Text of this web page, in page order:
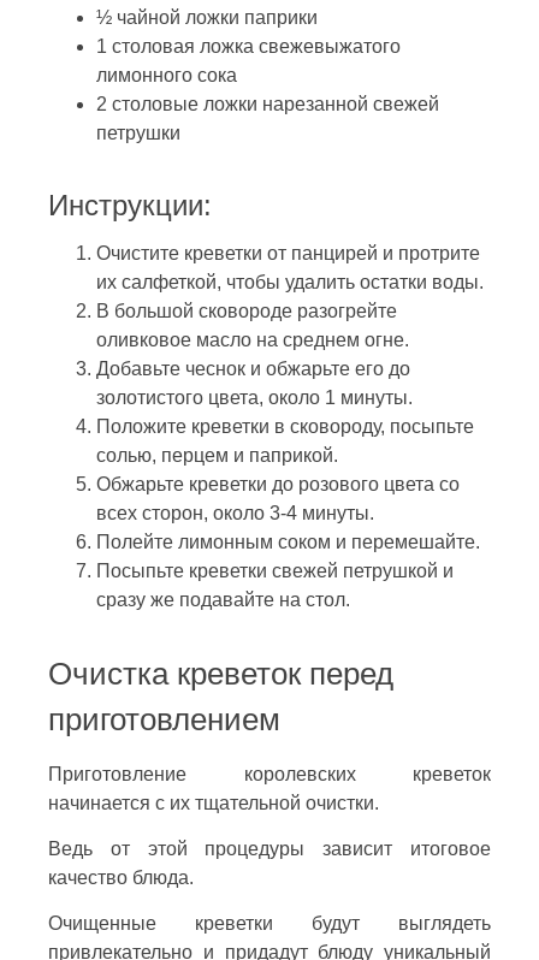
½ чайной ложки паприки
1 столовая ложка свежевыжатого
лимонного сока
2 столовые ложки нарезанной свежей
петрушки
Инструкции:
Очистите креветки от панцирей и протрите
их салфеткой, чтобы удалить остатки воды.
В большой сковороде разогрейте
оливковое масло на среднем огне.
Добавьте чеснок и обжарьте его до
золотистого цвета, около 1 минуты.
Положите креветки в сковороду, посыпьте
солью, перцем и паприкой.
Обжарьте креветки до розового цвета со
всех сторон, около 3-4 минуты.
Полейте лимонным соком и перемешайте.
Посыпьте креветки свежей петрушкой и
сразу же подавайте на стол.
Очистка креветок перед
приготовлением
Приготовление королевских креветок
начинается с их тщательной очистки.
Ведь от этой процедуры зависит итоговое
качество блюда.
Очищенные креветки будут выглядеть
привлекательно и придадут блюду уникальный